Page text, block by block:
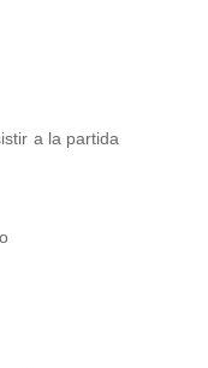
a la partida